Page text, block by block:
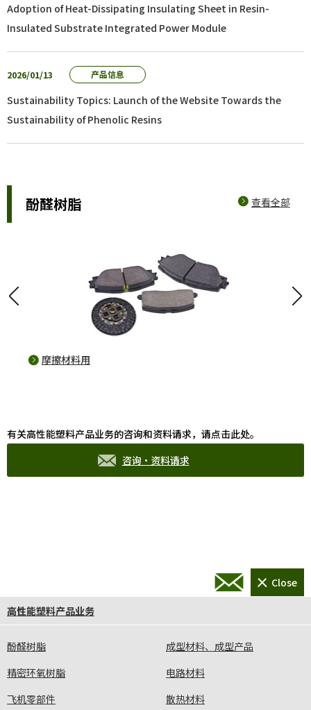
Adoption of Heat-Dissipating Insulating Sheet in Resin-
Insulated Substrate Integrated Power Module
2026/01/13 产品信息
Sustainability Topics: Launch of the Website Towards the
Sustainability of Phenolic Resins
酚醛树脂 查看全部
摩擦材料用
有关高性能塑料产品业务的咨询和资料请求，请点击此处。
咨询·资料请求
高性能塑料产品业务
酚醛树脂
成型材料、成型产品
精密环氧树脂
电路材料
飞机零部件
散热材料